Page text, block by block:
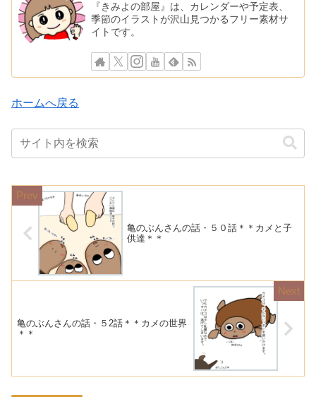
『きみよの部屋』は、カレンダーや予定表、
季節のイラストが沢山見つかるフリー素材サ
イトです。
ホームへ戻る
亀のぶんさんの話・５０話＊＊カメと子
供達＊＊
亀のぶんさんの話・５2話＊＊カメの世界
＊＊